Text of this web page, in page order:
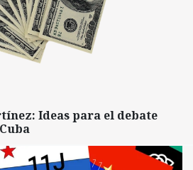
Ideas para el debate